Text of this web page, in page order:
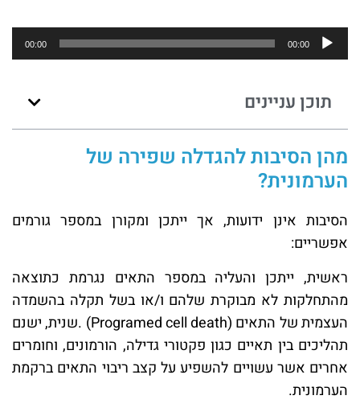
אודיו
00:00
00:00
תוכן עניינים
מהן הסיבות להגדלה שפירה של
הערמונית?
הסיבות אינן ידועות, אך ייתכן ומקורן במספר גורמים
אפשריים:
ראשית, ייתכן והעליה במספר התאים נגרמת כתוצאה
מהתחלקות לא מבוקרת שלהם ו/או בשל תקלה בהשמדה
העצמית של התאים (Programed cell death) .
שנית, ישנם
תהליכים בין תאיים כגון פקטורי גדילה, הורמונים, וחומרים
אחרים אשר עשויים להשפיע על קצב ריבוי התאים ברקמת
הערמונית.